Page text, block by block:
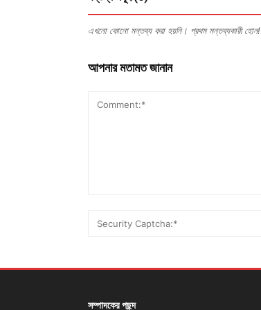
এখনো কোনো মন্তব্য করা হয়নি। প্রথম মন্তব্যকারী হোন!
আপনার মতামত জানান
সম্পাদকের পছন্দ